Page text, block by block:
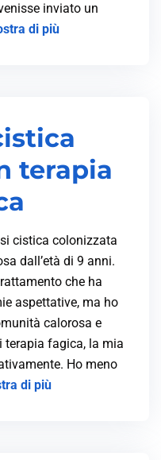
inviato un
di più
terapia
cistica colonizzata
dall’età di 9 anni.
che ha
aspettative, ma ho
calorosa e
terapia fagica, la mia
Ho meno
di più